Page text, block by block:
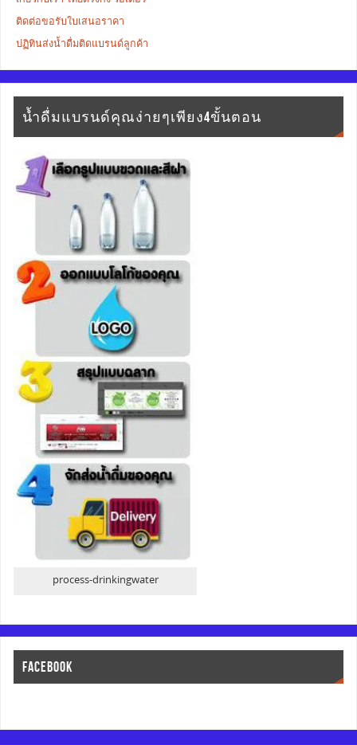
ติดต่อขอรับใบเสนอราคา
ปฏิทินส่งน้ำดื่มติดแบรนด์ลูกค้า
น้ำดื่มแบรนด์คุณง่ายๆเพียง4ขั้นตอน
process-drinkingwater
FACEBOOK